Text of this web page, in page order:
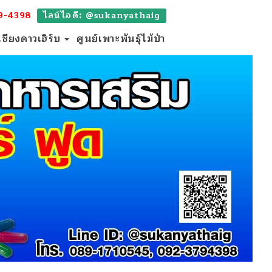
4398 ไลน์ไอดี: @sukanyathaig
ชียงดาวเฮิร์บ ศูนย์เพาะพันธุ์ไม้ป่า